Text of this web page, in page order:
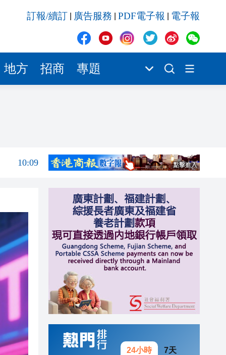
訂報/續訂 廣告服務 PDF電子報 電子報
地方 招商 專題
10:08
10:01
10:09
09:55
09:54
10:09
10:08
24小時 7天